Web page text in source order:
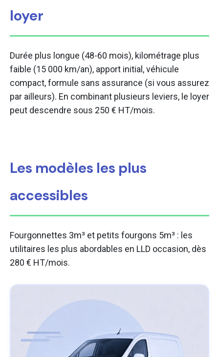
loyer
Durée plus longue (48-60 mois), kilométrage plus
faible (15 000 km/an), apport initial, véhicule
compact, formule sans assurance (si vous assurez
par ailleurs). En combinant plusieurs leviers, le loyer
peut descendre sous 250 € HT/mois.
Les modèles les plus
accessibles
Fourgonnettes 3m³ et petits fourgons 5m³ : les
utilitaires les plus abordables en LLD occasion, dès
280 € HT/mois.